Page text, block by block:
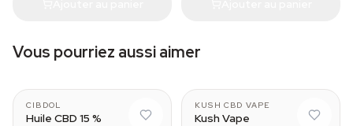
Vous pourriez aussi aimer
CIBDOL
Huile CBD 15 %
KUSH CBD VAPE
Kush Vape